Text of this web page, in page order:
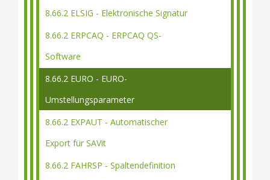
8.66.2 ELSIG - Elektronische Signatur
8.66.2 ERPCAQ - ERPCAQ QS-
Software
8.66.2 EURO - EURO-
Umstellungsparameter
8.66.2 EXPAUT - Automatischer
Export für SAVit
8.66.2 FAHRSP - Spaltendefinition